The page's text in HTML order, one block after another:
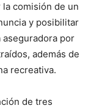
comisión de un
y posibilitar
aseguradora por
además de
recreativa.
de tres